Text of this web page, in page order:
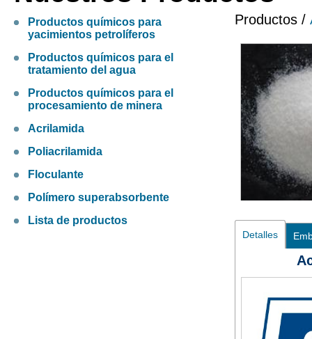
Productos químicos para
yacimientos petrolíferos
Productos químicos para el
tratamiento del agua
Productos químicos para el
procesamiento de minera
Acrilamida
Poliacrilamida
Floculante
Polímero superabsorbente
Lista de productos
Productos /
Detalles